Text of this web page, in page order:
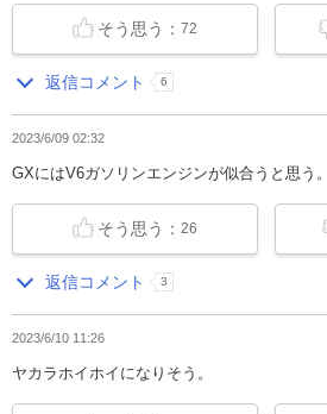
そう思う：72
返信コメント 6
2023/6/09 02:32
GXにはV6ガソリンエンジンが似合うと思う。
そう思う：26
返信コメント 3
2023/6/10 11:26
ヤカラホイホイになりそう。